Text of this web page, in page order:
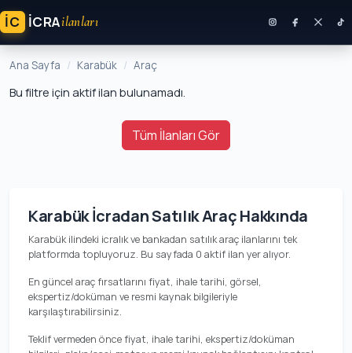
İC ICRAilanları
Ana Sayfa Karabük Araç
Bu filtre için aktif ilan bulunamadı.
Tüm İlanları Gör
Karabük İcradan Satılık Araç Hakkında
Karabük ilindeki icralık ve bankadan satılık araç ilanlarını tek
platformda topluyoruz. Bu sayfada 0 aktif ilan yer alıyor.
En güncel araç fırsatlarını fiyat, ihale tarihi, görsel,
ekspertiz/doküman ve resmi kaynak bilgileriyle
karşılaştırabilirsiniz.
Teklif vermeden önce fiyat, ihale tarihi, ekspertiz/doküman